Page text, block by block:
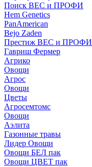
Поиск ВЕС и ПРОФИ
Hem Genetics
PanAmerican
Bejo Zaden
Престиж ВЕС и ПРОФИ
Гавриш Фермер
Агрико
Овощи
Агрос
Овощи
Цветы
Агросемтомс
Овощи
Аэлита
Газонные травы
Лидер Овощи
Овощи БЕЛ пак
Овощи ЦВЕТ пак